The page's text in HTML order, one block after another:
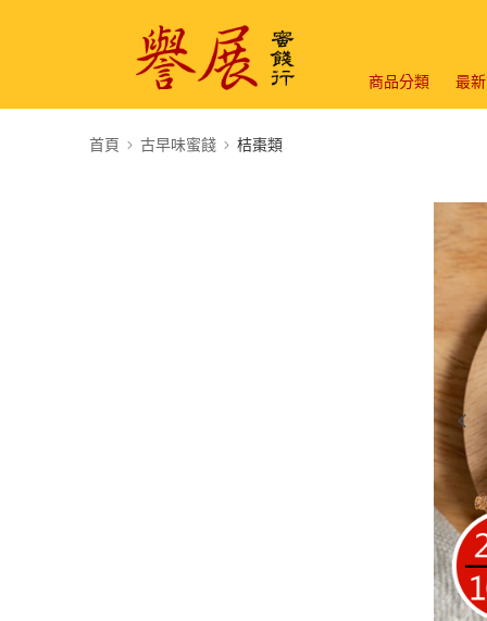
商品分類 最
首頁 古早味蜜餞 桔棗類